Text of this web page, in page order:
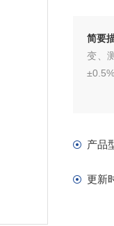
简要
变、
产品
更新